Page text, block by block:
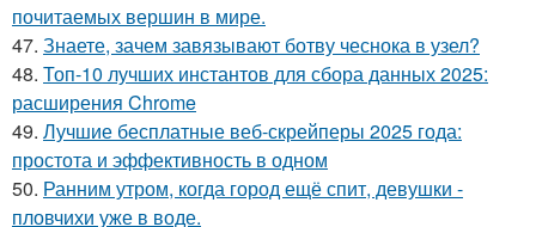
почитаемых вершин в мире.
47. Знаете, зачем завязывают ботву чеснока в узел?
48. Топ-10 лучших инстантов для сбора данных 2025:
расширения Chrome
49. Лучшие бесплатные веб-скрейперы 2025 года:
простота и эффективность в одном
50. Ранним утром, когда город ещё спит, девушки -
пловчихи уже в воде.